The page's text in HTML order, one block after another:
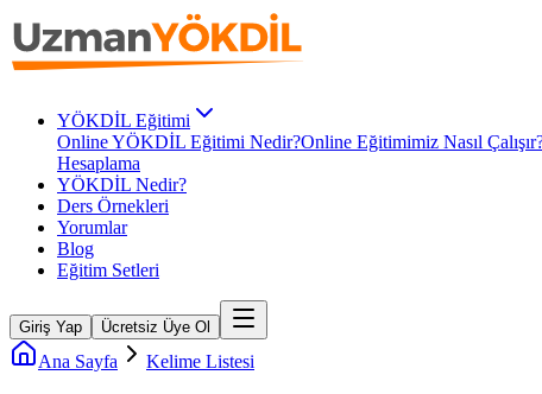
YÖKDİL Eğitimi
Online YÖKDİL Eğitimi Nedir?Online Eğitimimiz Nasıl
Hesaplama
YÖKDİL Nedir?
Ders Örnekleri
Yorumlar
Blog
Eğitim Setleri
Giriş Yap Ücretsiz Üye Ol
Ana Sayfa Kelime Listesi